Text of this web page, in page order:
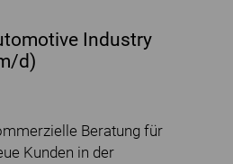
Industry
d)
Beratung für
Kunden in der